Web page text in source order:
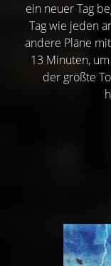
ein neuer Tag
Tag wie jeden
andere Pläne
13 Minuten,
der größte